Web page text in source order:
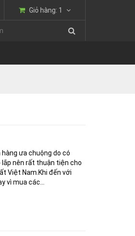
Giỏ hàng: 1
ưa chuộng do có
nên rất thuận tiện cho
Việt Nam.Khi đến với
mua các...